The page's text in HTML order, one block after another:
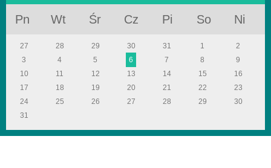
Pn Wt Śr Cz Pi So Ni
27 28 29 30 31 1
2
3
4 5 6 7 8
9
10
11 12 13 14 15
16
17
18 19 20 21 22
23
24
25 26 27 28 29
30
31